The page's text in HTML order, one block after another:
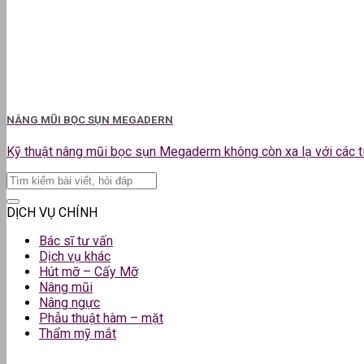
NÂNG MŨI BỌC SỤN MEGADERN
Kỹ thuật nâng mũi bọc sụn Megaderm không còn xa lạ với các
DỊCH VỤ CHÍNH
Bác sĩ tư vấn
Dịch vụ khác
Hút mỡ – Cấy Mỡ
Nâng mũi
Nâng ngực
Phẫu thuật hàm – mặt
Thẩm mỹ mắt